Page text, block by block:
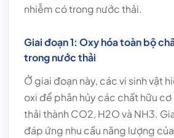
nhiễm có trong nước thải.
Giai đoạn 1: Oxy hóa toàn bộ
trong nước thải
Ở giai đoạn này, các vi sinh vật
oxi để phân hủy các chất hữu
thải thành CO2, H2O và NH3.
đáp ứng nhu cầu năng lượng